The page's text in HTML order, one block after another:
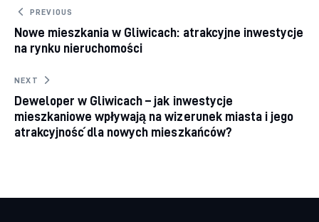
Nawigacja wpisu
PREVIOUS
Nowe mieszkania w Gliwicach: atrakcyjne inwestycje
na rynku nieruchomości
NEXT
Deweloper w Gliwicach – jak inwestycje
mieszkaniowe wpływają na wizerunek miasta i jego
atrakcyjność dla nowych mieszkańców?